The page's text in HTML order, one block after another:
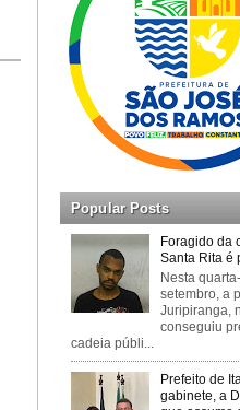
Popular Posts
Foragido da
Santa Rita é
Nesta
setembro, a
Juripiranga,
conseguiu
cadeia públi...
Prefeito de
gabinete, a